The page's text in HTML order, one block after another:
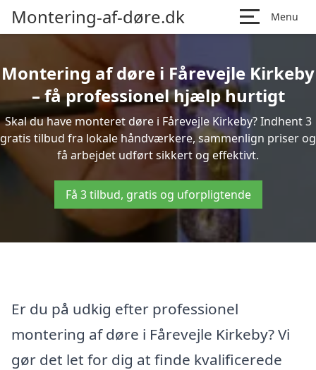
Montering-af-døre.dk Menu
Montering af døre i Fårevejle Kirkeby
– få professionel hjælp hurtigt
Skal du have monteret døre i Fårevejle Kirkeby? Indhent 3
gratis tilbud fra lokale håndværkere, sammenlign priser og
få arbejdet udført sikkert og effektivt.
Få 3 tilbud, gratis og uforpligtende
Er du på udkig efter professionel
montering af døre i Fårevejle Kirkeby? Vi
gør det let for dig at finde kvalificerede